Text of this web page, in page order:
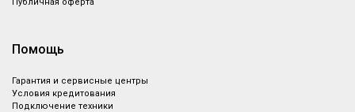
Чайник электрический с
полированная нержавеющая
Помощь
Гарантия и сервисные центры
Условия кредитования
Подключение техники